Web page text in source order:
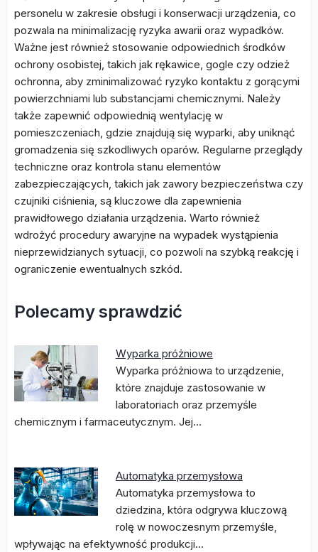
personelu w zakresie obsługi i konserwacji urządzenia, co
pozwala na minimalizację ryzyka awarii oraz wypadków.
Ważne jest również stosowanie odpowiednich środków
ochrony osobistej, takich jak rękawice, gogle czy odzież
ochronna, aby zminimalizować ryzyko kontaktu z gorącymi
powierzchniami lub substancjami chemicznymi. Należy
także zapewnić odpowiednią wentylację w
pomieszczeniach, gdzie znajdują się wyparki, aby uniknąć
gromadzenia się szkodliwych oparów. Regularne przeglądy
techniczne oraz kontrola stanu elementów
zabezpieczających, takich jak zawory bezpieczeństwa czy
czujniki ciśnienia, są kluczowe dla zapewnienia
prawidłowego działania urządzenia. Warto również
wdrożyć procedury awaryjne na wypadek wystąpienia
nieprzewidzianych sytuacji, co pozwoli na szybką reakcję i
ograniczenie ewentualnych szkód.
Polecamy sprawdzić
Wyparka próżniowe
Wyparka próżniowa to urządzenie,
które znajduje zastosowanie w
laboratoriach oraz przemyśle
chemicznym i farmaceutycznym. Jej…
Automatyka przemysłowa
Automatyka przemysłowa to
dziedzina, która odgrywa kluczową
rolę w nowoczesnym przemyśle,
wpływając na efektywność produkcji…